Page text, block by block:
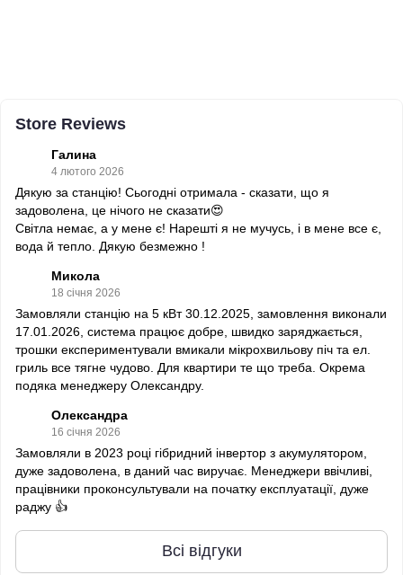
Store Reviews
Галина
4 лютого 2026
Дякую за станцію! Сьогодні отримала - сказати, що я
задоволена, це нічого не сказати😍
Світла немає, а у мене є! Нарешті я не мучусь, і в мене все є,
вода й тепло. Дякую безмежно !
Микола
18 січня 2026
Замовляли станцію на 5 кВт 30.12.2025, замовлення виконали
17.01.2026, система працює добре, швидко заряджається,
трошки експериментували вмикали мікрохвильову піч та ел.
гриль все тягне чудово. Для квартири те що треба. Окрема
подяка менеджеру Олександру.
Олександра
16 січня 2026
Замовляли в 2023 році гібридний інвертор з акумулятором,
дуже задоволена, в даний час виручає. Менеджери ввічливі,
працівники проконсультували на початку експлуатації, дуже
раджу 👍
Всі відгуки